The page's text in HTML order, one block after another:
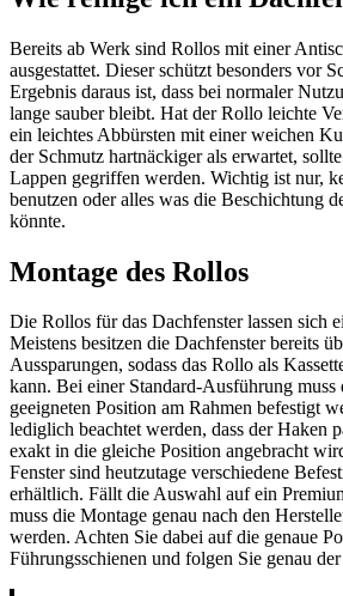
Bereits ab Werk sind Rollos mit einer
ausgestattet. Dieser schützt besonders vor
Ergebnis daraus ist, dass bei normaler
lange sauber bleibt. Hat der Rollo leichte
ein leichtes Abbürsten mit einer weichen
der Schmutz hartnäckiger als erwartet,
Lappen gegriffen werden. Wichtig ist nur,
benutzen oder alles was die Beschichtung
könnte.
Montage des Rollos
Die Rollos für das Dachfenster lassen sich
Meistens besitzen die Dachfenster bereits
Aussparungen, sodass das Rollo als
kann. Bei einer Standard-Ausführung muss
geeigneten Position am Rahmen befestigt
lediglich beachtet werden, dass der Haken
exakt in die gleiche Position angebracht
Fenster sind heutzutage verschiedene
erhältlich. Fällt die Auswahl auf ein
muss die Montage genau nach den
werden. Achten Sie dabei auf die genaue
Führungsschienen und folgen Sie genau